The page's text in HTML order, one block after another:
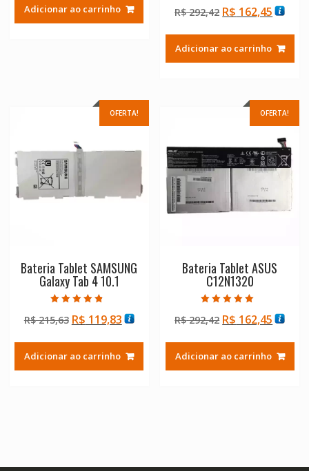
era:
é:
R$ 162,45.
Adicionar ao carrinho
5.00
de 5
R$292,42 O
original
era:
R$ 162,45O
atual
é:
Adicionar ao carrinho
OFERTA!
Bateria Tablet SAMSUNG
Galaxy Tab 4 10.1
4.50
de 5
R$215,63 O
original
era:
R$ 119,83O
atual
é:
Adicionar ao carrinho
OFERTA!
Bateria Tablet ASUS
C12N1320
5.00
de 5
R$292,42 O
original
era:
R$ 162,45O
atual
é:
Adicionar ao carrinho